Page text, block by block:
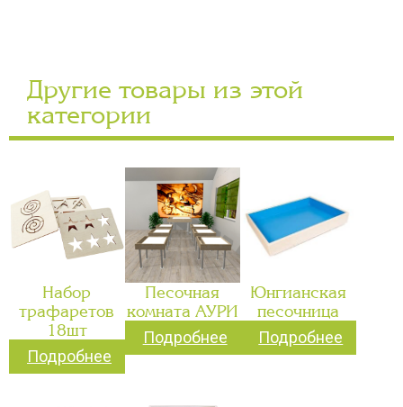
Другие товары из этой
категории
Набор
трафаретов
18шт
Подробнее
Песочная
комната АУРИ
Подробнее
Юнгианская
песочница
Подробнее